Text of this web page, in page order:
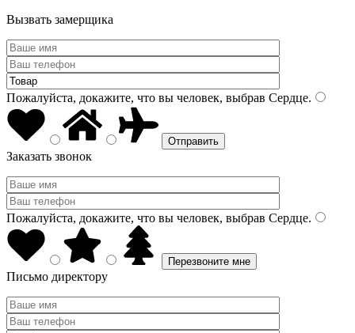
Вызвать замерщика
Пожалуйста, докажите, что вы человек, выбрав Сердце.
Заказать звонок
Пожалуйста, докажите, что вы человек, выбрав Сердце.
Письмо директору